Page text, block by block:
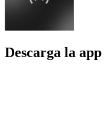
Descarga la